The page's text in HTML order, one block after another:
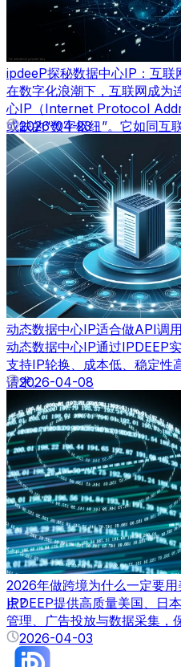
ipdeeP探秘数据中心IP：互联
在数字化浪潮下，互联网成为
心IP（Internet Protocol
或缺的“数字枢纽”。它如同互
一台联网设备赋予唯一标识
速了解数据中心IP的核心价值
2026-04-23
动态数据中心IP适合做API调
动态数据中心IP通过IPDEEP
支持IP轮换、成本低、稳定性
请求。
2026-04-08
2026年做跨境为什么一定要
点?
IPDEEP提供高质量美国、日
管理、广告投放与数据采集，
2026-04-03